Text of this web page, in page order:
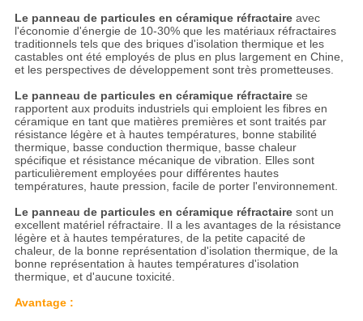
Le panneau de particules en céramique réfractaire avec
l'économie d'énergie de 10-30% que les matériaux réfractaires
traditionnels tels que des briques d'isolation thermique et les
castables ont été employés de plus en plus largement en Chine,
et les perspectives de développement sont très prometteuses.
Le panneau de particules en céramique réfractairese
rapportent aux produits industriels qui emploient les fibres en
céramique en tant que matières premières et sont traités par
résistance légère et à hautes températures, bonne stabilité
thermique, basse conduction thermique, basse chaleur
spécifique et résistance mécanique de vibration. Elles sont
particulièrement employées pour différentes hautes
températures, haute pression, facile de porter l'environnement.
Le panneau de particules en céramique réfractairesont un
excellent matériel réfractaire. Il a les avantages de la résistance
légère et à hautes températures, de la petite capacité de
chaleur, de la bonne représentation d'isolation thermique, de la
bonne représentation à hautes températures d'isolation
thermique, et d'aucune toxicité.
Avantage :